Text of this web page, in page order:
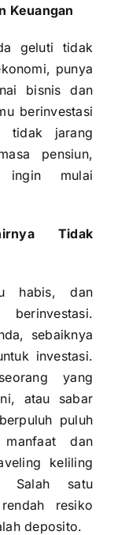
Keuangan
geluti tidak
punya
bisnis dan
berinvestasi
tidak jarang
pensiun,
ingin mulai
Tidak
habis, dan
berinvestasi.
sebaiknya
investasi.
yang
atau sabar
puluh
dan
keliling
Salah satu
resiko
deposito.